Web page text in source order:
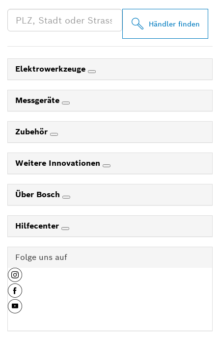
Händler finden
Elektrowerkzeuge
Messgeräte
Zubehör
Weitere Innovationen
Über Bosch
Hilfecenter
Folge uns auf